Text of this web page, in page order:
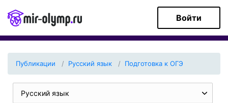
Войти
Публикации Русский язык Подготовка к ОГЭ
Русский язык